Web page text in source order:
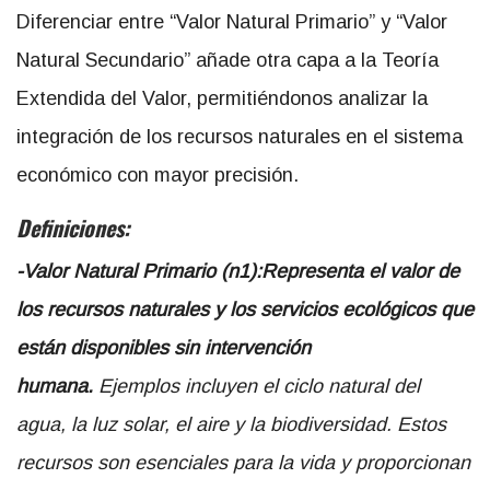
Diferenciar entre “Valor Natural Primario” y “Valor
Natural Secundario” añade otra capa a la Teoría
Extendida del Valor, permitiéndonos analizar la
integración de los recursos naturales en el sistema
económico con mayor precisión.
Definiciones:
-Valor Natural Primario (n1):Representa el valor de
los recursos naturales y los servicios ecológicos que
están disponibles sin intervención
humana. Ejemplos incluyen el ciclo natural del
agua, la luz solar, el aire y la biodiversidad. Estos
recursos son esenciales para la vida y proporcionan